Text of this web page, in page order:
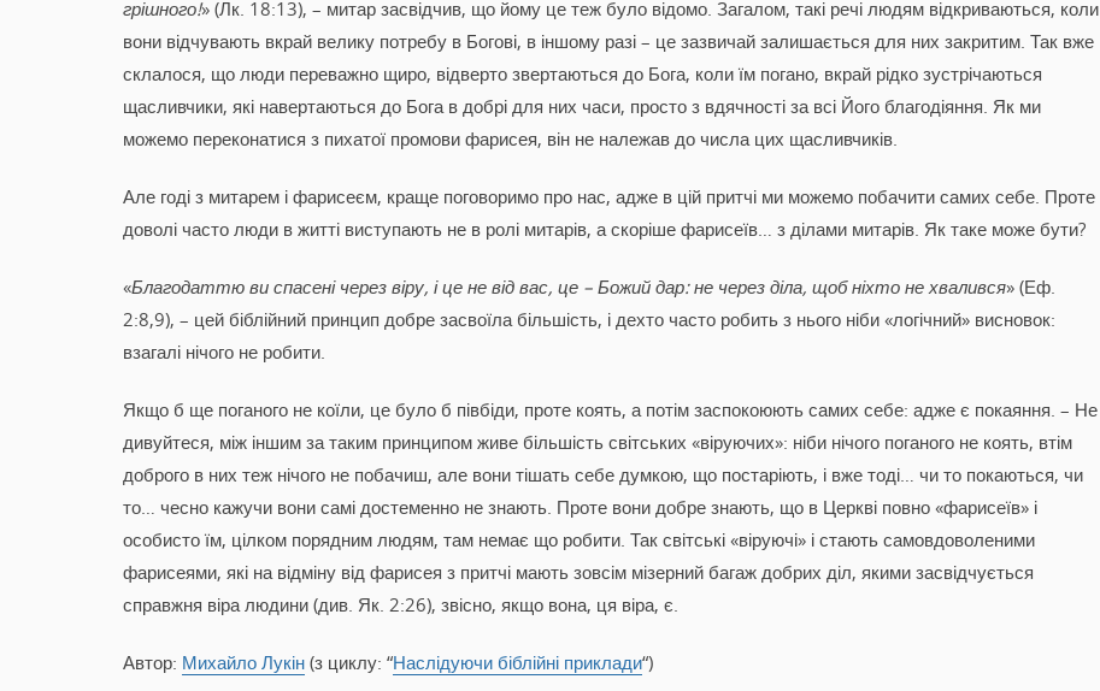
грішного!» (Лк. 18:13), – митар засвідчив, що йому це теж було відомо. Загалом, такі речі людям відкриваються, коли
вони відчувають вкрай велику потребу в Богові, в іншому разі – це зазвичай залишається для них закритим. Так вже
склалося, що люди переважно щиро, відверто звертаються до Бога, коли їм погано, вкрай рідко зустрічаються
щасливчики, які навертаються до Бога в добрі для них часи, просто з вдячності за всі Його благодіяння. Як ми
можемо переконатися з пихатої промови фарисея, він не належав до числа цих щасливчиків.
Але годі з митарем і фарисеєм, краще поговоримо про нас, адже в цій притчі ми можемо побачити самих себе. Проте
доволі часто люди в житті виступають не в ролі митарів, а скоріше фарисеїв… з ділами митарів. Як таке може бути?
«Благодаттю ви спасені через віру, і це не від вас, це – Божий дар: не через діла, щоб ніхто не хвалився» (Еф.
2:8,9), – цей біблійний принцип добре засвоїла більшість, і дехто часто робить з нього ніби «логічний» висновок:
взагалі нічого не робити.
Якщо б ще поганого не коїли, це було б півбіди, проте коять, а потім заспокоюють самих себе: адже є покаяння. – Не
дивуйтеся, між іншим за таким принципом живе більшість світських «віруючих»: ніби нічого поганого не коять, втім
доброго в них теж нічого не побачиш, але вони тішать себе думкою, що постаріють, і вже тоді… чи то покаються, чи
то… чесно кажучи вони самі достеменно не знають. Проте вони добре знають, що в Церкві повно «фарисеїв» і
особисто їм, цілком порядним людям, там немає що робити. Так світські «віруючі» і стають самовдоволеними
фарисеями, які на відміну від фарисея з притчі мають зовсім мізерний багаж добрих діл, якими засвідчується
справжня віра людини (див. Як. 2:26), звісно, якщо вона, ця віра, є.
Автор: Михайло Лукін (з циклу: “Наслідуючи біблійні приклади“)